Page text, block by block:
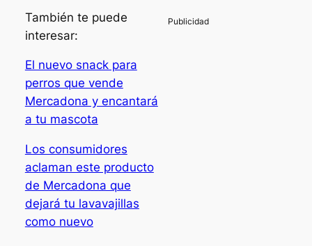
También te puede
interesar:
El nuevo snack para
perros que vende
Mercadona y encantará
a tu mascota
Los consumidores
aclaman este producto
de Mercadona que
dejará tu lavavajillas
como nuevo